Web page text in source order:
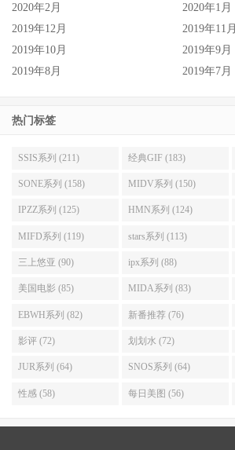
2020年2月
2020年1月
2019年12月
2019年11月
2019年10月
2019年9月
2019年8月
2019年7月
热门标签
SSIS系列 (211) 经典GIF (183)
SONE系列 (158) MIDV系列 (150)
IPZZ系列 (125) HMN系列 (124)
MIFD系列 (119) stars系列 (113)
三上悠亚 (90) ipx系列 (88)
美国电影 (85) MIDA系列 (83)
EBWH系列 (82) 新番推荐 (76)
影评 (72) 划划水 (72)
JUR系列 (64) SNOS系列 (64)
性感 (58) 每日美图 (56)